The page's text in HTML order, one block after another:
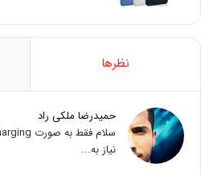
نظرها
حمیدرضا ملکی راد
نیاز به...